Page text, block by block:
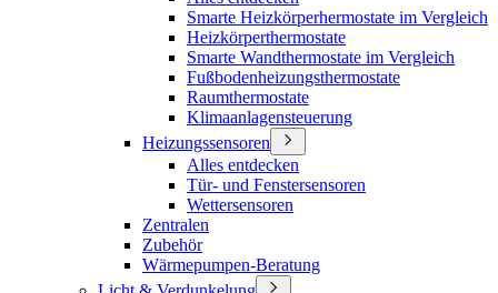
Smarte Heizkörperhermostate im Vergleich
Heizkörperthermostate
Smarte Wandthermostate im Vergleich
Fußbodenheizungsthermostate
Raumthermostate
Klimaanlagensteuerung
Heizungssensoren
Alles entdecken
Tür- und Fenstersensoren
Wettersensoren
Zentralen
Zubehör
Wärmepumpen-Beratung